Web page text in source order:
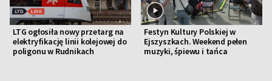
LTG ogłosiła nowy przetarg na
elektryfikację linii kolejowej do
poligonu w Rudnikach
Festyn Kultury Polskiej w
Ejszyszkach. Weekend pełen
muzyki, śpiewu i tańca